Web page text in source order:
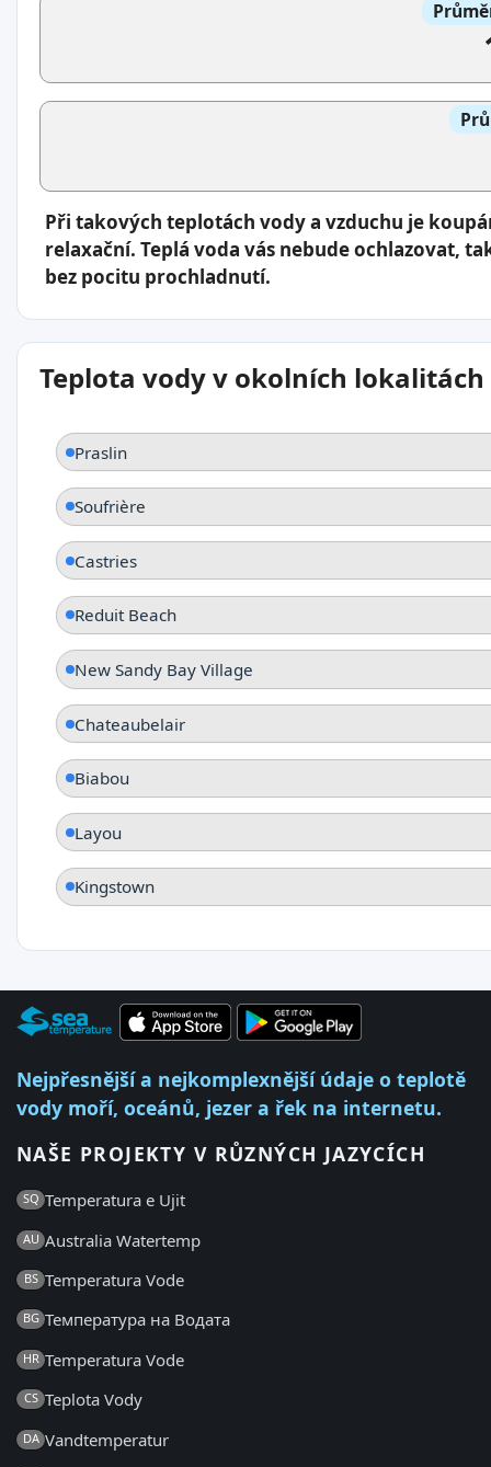
Při takových teplotách vody a vzduchu je
relaxační. Teplá voda vás nebude ochlazovat,
bez pocitu prochladnutí.
Teplota vody v okolních lokalitách
Praslin
Soufrière
Castries
Reduit Beach
New Sandy Bay Village
Chateaubelair
Biabou
Layou
Kingstown
Nejpřesnější a nejkomplexnější údaje o teplotě
vody moří, oceánů, jezer a řek na internetu.
NAŠE PROJEKTY V RŮZNÝCH JAZYCÍCH
SQ Temperatura e Ujit
AU Australia Watertemp
BS Temperatura Vode
BG Температура на Водата
HR Temperatura Vode
CS Teplota Vody
DA Vandtemperatur